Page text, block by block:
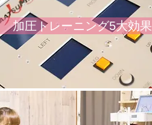
加圧トレーニング5大効果